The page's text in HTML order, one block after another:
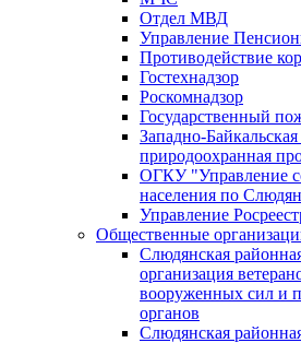
Отдел МВД
Управление
Противодействие
Гостехнадзор
Роскомнадзор
Государственный
Западно-
природоохранная
ОГКУ "Управление
населения по
Управление
Общественные
Слюдянская
организация
вооруженных сил и
органов
Слюдянская